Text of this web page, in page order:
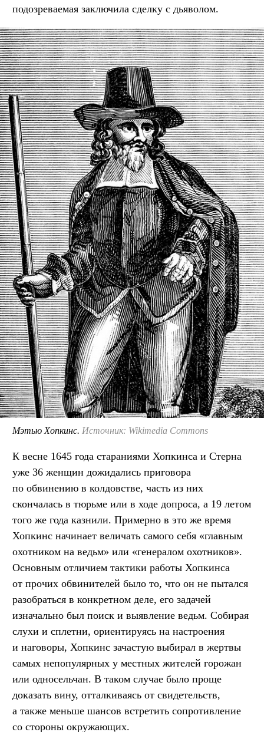
подозреваемая заключила сделку с дьяволом.
Мэтью Хопкинс. Источник: Wikimedia Commons
К весне 1645 года стараниями Хопкинса и Стерна
уже 36 женщин дожидались приговора
по обвинению в колдовстве, часть из них
скончалась в тюрьме или в ходе допроса, а 19 летом
того же года казнили. Примерно в это же время
Хопкинс начинает величать самого себя «главным
охотником на ведьм» или «генералом охотников».
Основным отличием тактики работы Хопкинса
от прочих обвинителей было то, что он не пытался
разобраться в конкретном деле, его задачей
изначально был поиск и выявление ведьм. Собирая
слухи и сплетни, ориентируясь на настроения
и наговоры, Хопкинс зачастую выбирал в жертвы
самых непопулярных у местных жителей горожан
или односельчан. В таком случае было проще
доказать вину, отталкиваясь от свидетельств,
а также меньше шансов встретить сопротивление
со стороны окружающих.